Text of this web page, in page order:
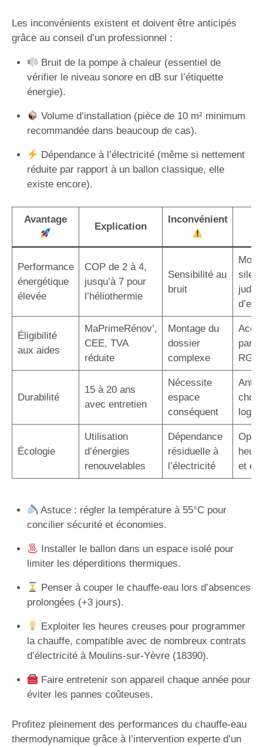
Les inconvénients existent et doivent être anticipés
grâce au conseil d’un professionnel :
Bruit de la pompe à chaleur (essentiel de
vérifier le niveau sonore en dB sur l’étiquette
énergie).
Volume d’installation (pièce de 10 m² minimum
recommandée dans beaucoup de cas).
Dépendance à l’électricité (même si nettement
réduite par rapport à un ballon classique, elle
existe encore).
Avantage
Explication
Inconvénient
Performance
énergétique
élevée
COP de 2 à 4,
jusqu’à 7 pour
l’héliothermie
Sensibilité au
bruit
Éligibilité
aux aides
MaPrimeRénov’,
CEE, TVA
réduite
Montage du
dossier
complexe
par
RGE
Durabilité
15 à 20 ans
avec entretien
Nécessite
espace
conséquent
Écologie
Utilisation
d’énergies
renouvelables
Dépendance
résiduelle à
l’électricité
et
Astuce : régler la température à 55°C pour
concilier sécurité et économies.
Installer le ballon dans un espace isolé pour
limiter les déperditions thermiques.
Penser à couper le chauffe-eau lors d’absences
prolongées (+3 jours).
Exploiter les heures creuses pour programmer
la chauffe, compatible avec de nombreux contrats
d’électricité à Moulins-sur-Yèvre (18390).
Faire entretenir son appareil chaque année pour
éviter les pannes coûteuses.
Profitez pleinement des performances du chauffe-eau
thermodynamique grâce à l’intervention experte d’un